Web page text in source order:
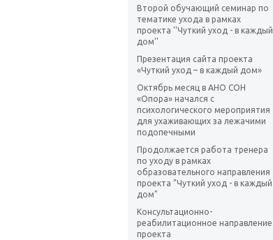
Второй обучающий семинар по
тематике ухода в рамках
проекта ''Чуткий уход - в каждый
дом''
Презентация сайта проекта
«Чуткий уход – в каждый дом»
Октябрь месяц в АНО СОН
«Опора» начался с
психологического мероприятия
для ухаживающих за лежачими
подопечными
Продолжается работа тренера
по уходу в рамках
образовательного направления
проекта "Чуткий уход - в каждый
дом"
Консультационно-
реабилитационное направление
проекта